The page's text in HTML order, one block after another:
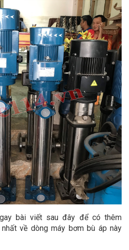
bài viết sau đây để có thêm
về dòng máy bơm bù áp này